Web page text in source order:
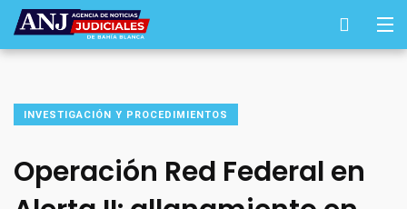
INVESTIGACIÓN Y PROCEDIMIENTOS
Operación Red Federal en